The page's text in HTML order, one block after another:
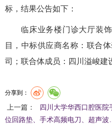
标，结果公告如下：
临床业务楼门诊大厅装
目，中标供应商名称：联合
司；联合体成员：四川溢峻建
分享到：
上一篇：
四川大学华西口腔医
位回路垫、手术高频电刀、超声波…